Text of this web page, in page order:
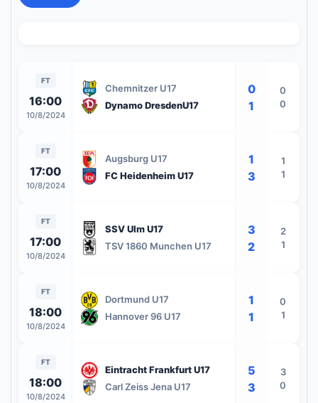
FT
16:00
10/8/2024
Chemnitzer U17
Dynamo DresdenU17
0
1
0
0
FT
17:00
10/8/2024
Augsburg U17
FC Heidenheim U17
1
3
1
1
FT
17:00
10/8/2024
SSV Ulm U17
TSV 1860 Munchen U17
3
2
2
1
FT
18:00
10/8/2024
Dortmund U17
Hannover 96 U17
1
1
0
1
FT
18:00
10/8/2024
Eintracht Frankfurt U17
Carl Zeiss Jena U17
5
3
3
0